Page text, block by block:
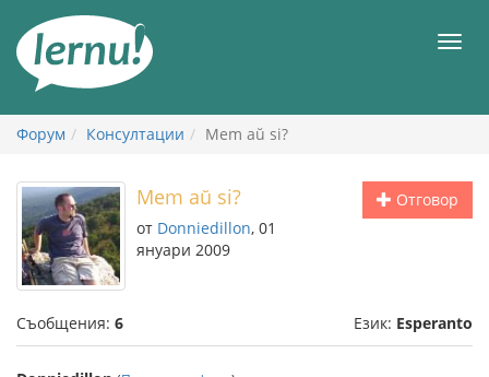
съдържанието
Форум Консултации Mem aŭ si?
Отговор
Mem aŭ si?
от Donniedillon, 01
януари 2009
Съобщения: 6 Език: Esperanto